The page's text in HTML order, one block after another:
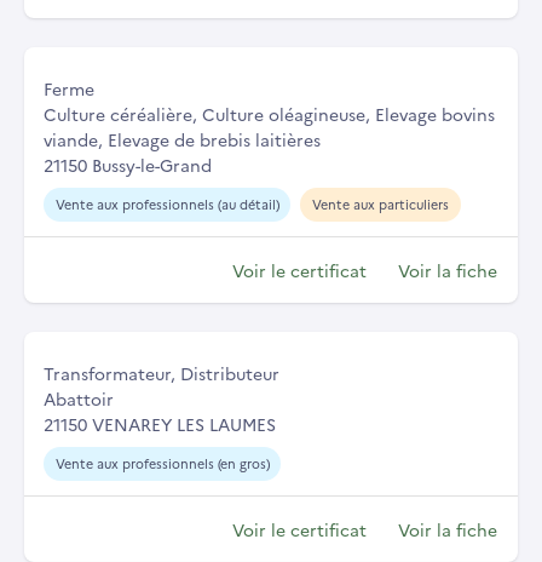
Ferme
Culture céréalière, Culture oléagineuse, Elevage bovins
viande, Elevage de brebis laitières
21150 Bussy-le-Grand
Vente aux professionnels (au détail) Vente aux particuliers
Voir le certificat Voir la fiche
Transformateur, Distributeur
Abattoir
21150 VENAREY LES LAUMES
Vente aux professionnels (en gros)
Voir le certificat Voir la fiche